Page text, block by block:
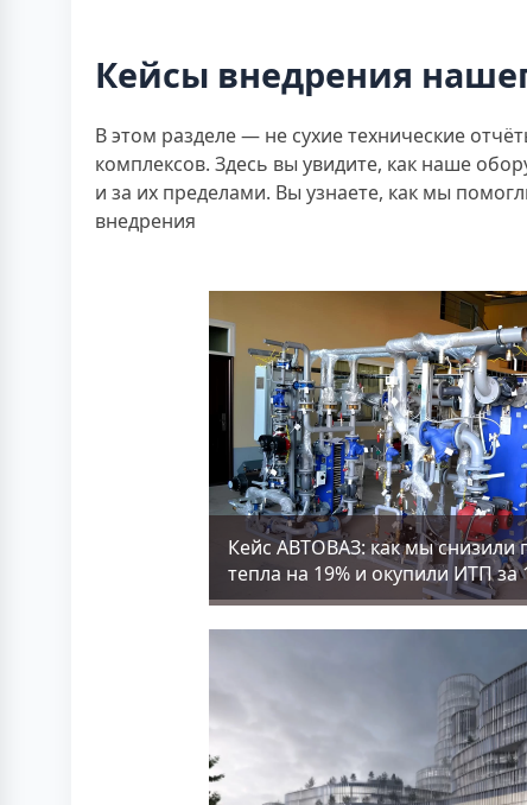
Кейсы внедрения
В этом разделе — не сухие технические
комплексов. Здесь вы увидите, как наше
и за их пределами. Вы узнаете, как мы
внедрения
Кейс АВТОВАЗ: как мы снизили
тепла на 19% и окупили ИТП за